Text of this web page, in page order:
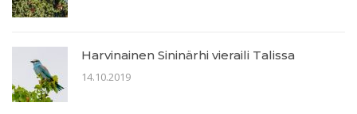
Harvinainen Sininärhi vieraili Talissa
14.10.2019